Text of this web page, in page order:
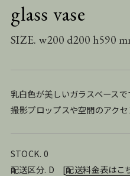
glass vase
SIZE. w200 d200 h590
乳白色が美しいガラスベースで
撮影プロップスや空間のアク
STOCK. 0
配送区分. D [配送料金表はこ